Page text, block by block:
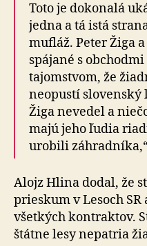
Toto je dokonalá
jedna a tá istá
mu­fláž. Peter Žiga
spájané s
tajomstvom, že
neopustí slovenský
Žiga nevedel a
majú jeho ľudia
urobili
Alojz Hlina dodal, že
prieskum v Lesoch
všetkých kontraktov.
štátne lesy nepatria